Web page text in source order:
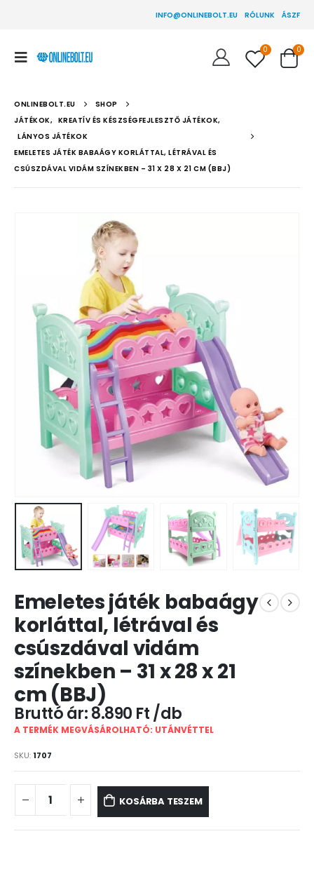
INFO@ONLINEBOLT.EU RÓLUNK ÁSZF
0 0
ONLINEBOLT.EU
SHOP
JÁTÉKOK, KREATÍV ÉS KÉSZSÉGFEJLESZTŐ JÁTÉKOK,
LÁNYOS JÁTÉKOK
EMELETES JÁTÉK BABAÁGY KORLÁTTAL, LÉTRÁVAL ÉS
CSÚSZDÁVAL VIDÁM SZÍNEKBEN – 31 X 28 X 21 CM (BBJ)
Emeletes játék babaágy
korláttal, létrával és
csúszdával vidám
színekben – 31 x 28 x 21
cm (BBJ)
8.890 Ft
A TERMÉK MEGVÁSÁROLHATÓ: UTÁNVÉTTEL
SKU:1707
KOSÁRBA TESZEM